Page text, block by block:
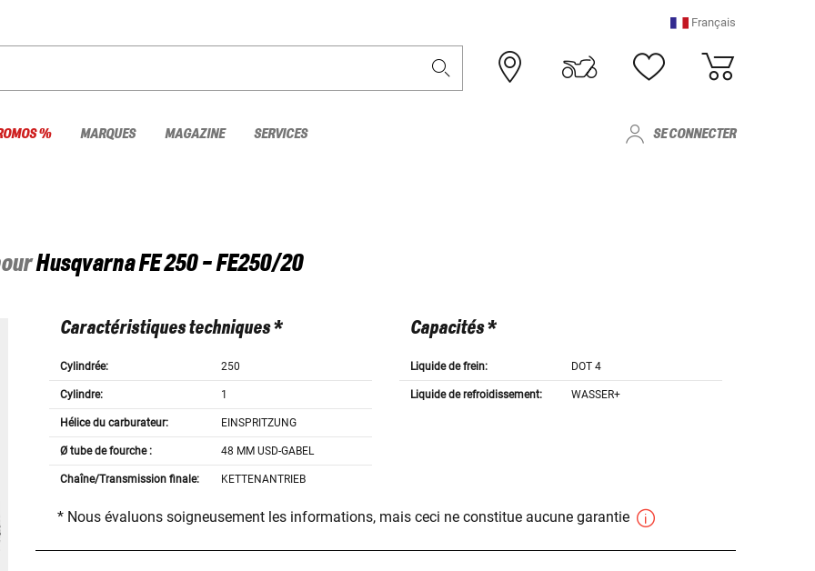
Français
% MARQUES MAGAZINE SERVICES SE CONNECTER
HusqvarnaFE 250 - FE250/20
Caractéristiques techniques *
Cylindrée: 250
Cylindre: 1
Hélice du carburateur: EINSPRITZUNG
Ø tube de fourche : 48 MM USD-GABEL
Chaîne/Transmission finale: KETTENANTRIEB
Capacités *
Liquide de frein: DOT 4
Liquide de refroidissement: WASSER+
* Nous évaluons soigneusement les informations, mais ceci ne constitue aucune garantie